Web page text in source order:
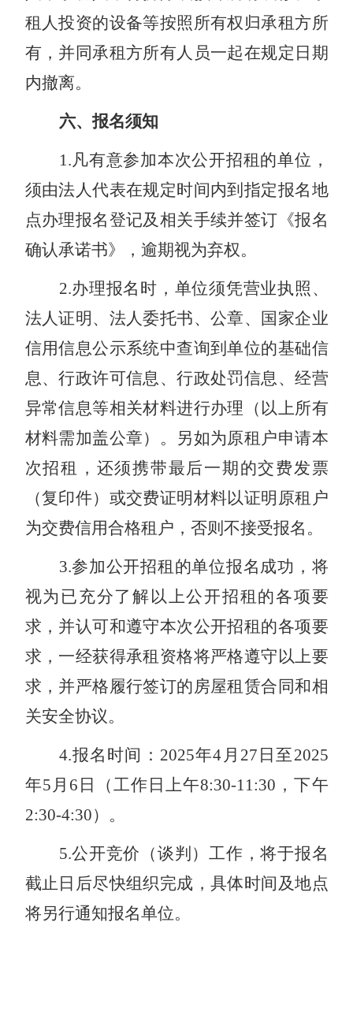
租人投资的设备等按照所有权归承租方所
有，并同承租方所有人员一起在规定日期
内撤离。
六、报名须知
1 . 凡有意参加本次公开招租的单位，
须由法人代表在规定时间内到指定报名地
点办理报名登记及相关手续并签订《报名
确认承诺书》，逾期视为弃权。
2.办理报名时，单位须凭营业执照、
法人证明、法人委托书、公章、
国家企业
信用信息公示系统中查询到单位的基础信
息、行政许可信息、行政处罚信息、经营
异常信息等相关材料进行办理（以上所有
材料需加盖公章）。另如为原租户申请本
次招租，还须携带最后一期的交费发票
（复印件）或交费证明材料以证明原租户
为交费信用合格租户，否则不接受报名。
3.参加公开招租的单位报名成功，将
视为已充分了解以上公开招租的各项要
求，并认可和遵守本次公开招租的各项要
求，一经获得承租资格将严格遵守以上要
求，并严格履行签订的房屋租赁合同和相
关安全协议。
4.报名时间： 2025年4 月 27日至2025
年5 月 6 日（工作日上午8:30-11:30，下午
2:30-4:30）。
5.公开竞价（谈判）工作，将于报名
截止日后尽快组织完成，具体时间及地点
将另行通知报名单位。